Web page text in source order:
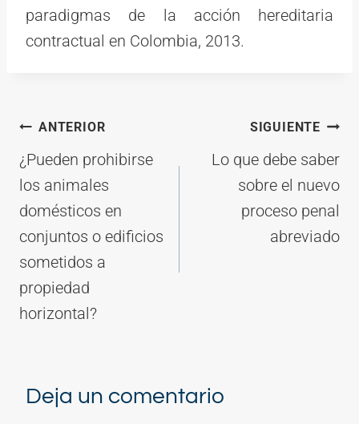
paradigmas de la acción hereditaria
contractual en Colombia, 2013.
Navegación
de
entradas
ANTERIOR
¿Pueden prohibirse
los animales
domésticos en
conjuntos o edificios
sometidos a
propiedad
horizontal?
SIGUIENTE
Lo que debe saber
sobre el nuevo
proceso penal
abreviado
Deja un comentario